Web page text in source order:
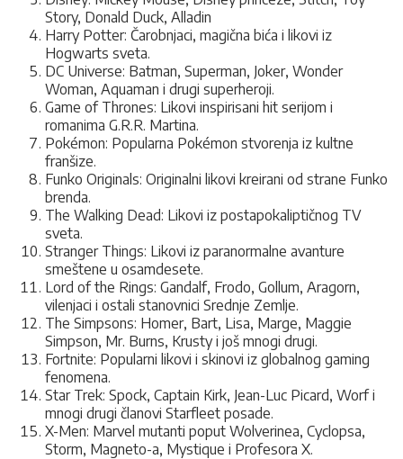
Story, Donald Duck, Alladin
Harry Potter: Čarobnjaci, magična bića i likovi iz
Hogwarts sveta.
DC Universe: Batman, Superman, Joker, Wonder
Woman, Aquaman i drugi superheroji.
Game of Thrones: Likovi inspirisani hit serijom i
romanima G.R.R. Martina.
Pokémon: Popularna Pokémon stvorenja iz kultne
franšize.
Funko Originals: Originalni likovi kreirani od strane Funko
brenda.
The Walking Dead: Likovi iz postapokaliptičnog TV
sveta.
Stranger Things: Likovi iz paranormalne avanture
smeštene u osamdesete.
Lord of the Rings: Gandalf, Frodo, Gollum, Aragorn,
vilenjaci i ostali stanovnici Srednje Zemlje.
The Simpsons: Homer, Bart, Lisa, Marge, Maggie
Simpson, Mr. Burns, Krusty i još mnogi drugi.
Fortnite: Popularni likovi i skinovi iz globalnog gaming
fenomena.
Star Trek: Spock, Captain Kirk, Jean-Luc Picard, Worf i
mnogi drugi članovi Starfleet posade.
X-Men: Marvel mutanti poput Wolverinea, Cyclopsa,
Storm, Magneto-a, Mystique i Profesora X.